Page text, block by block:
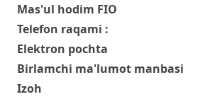
Mas'ul hodim FIO
Telefon raqami :
Elektron pochta
Birlamchi ma'lumot manbasi
Izoh